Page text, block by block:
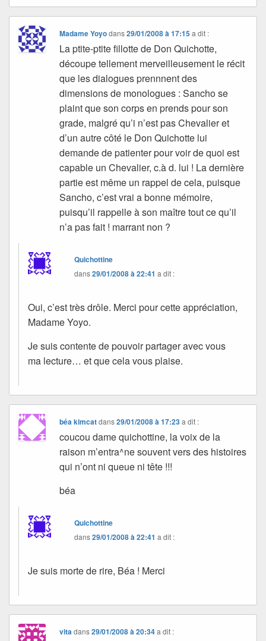
Madame Yoyodans29/01/2008 à 17:15 a dit :
La ptite-ptite fillotte de Don Quichotte,
découpe tellement merveilleusement le récit
que les dialogues prennnent des
dimensions de monologues : Sancho se
plaint que son corps en prends pour son
grade, malgré qu’i n’est pas Chevalier et
d’un autre côté le Don Quichotte lui
demande de patienter pour voir de quoi est
capable un Chevalier, c.à d. lui ! La dernière
partie est même un rappel de cela, puisque
Sancho, c’est vrai a bonne mémoire,
puisqu’il rappelle à son maître tout ce qu’il
n’a pas fait ! marrant non ?
Quichottine
dans29/01/2008 à 22:41 a dit :
Oui, c’est très drôle. Merci pour cette appréciation,
Madame Yoyo.
Je suis contente de pouvoir partager avec vous
ma lecture… et que cela vous plaise.
béa kimcatdans29/01/2008 à 17:23 a dit :
coucou dame quichottine, la voix de la
raison m’entra^ne souvent vers des histoires
qui n’ont ni queue ni tête !!!
béa
Quichottine
dans29/01/2008 à 22:41 a dit :
Je suis morte de rire, Béa ! Merci
vitadans29/01/2008 à 20:34 a dit :